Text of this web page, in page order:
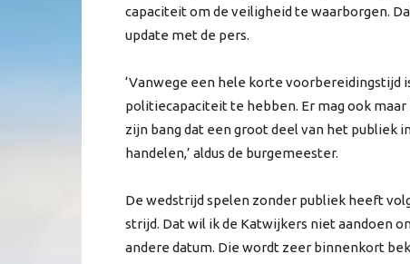
capaciteit om de veiligheid te waarborgen.
update met de pers.
‘Vanwege een hele korte
politiecapaciteit te hebben. Er mag ook
zijn bang dat een groot deel van het publiek
handelen,’ aldus de burgemeester.
De wedstrijd spelen zonder publiek heeft
strijd. Dat wil ik de Katwijkers niet aandoen
andere datum. Die wordt zeer binnenkort